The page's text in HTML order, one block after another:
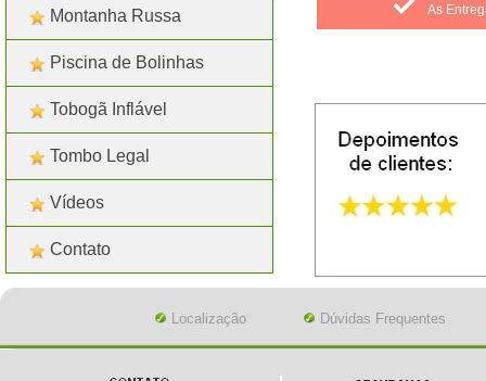
As
Montanha Russa
Piscina de Bolinhas
Tobogã Inflável
Tombo Legal
Vídeos
Contato
Localização Dúvidas Frequentes